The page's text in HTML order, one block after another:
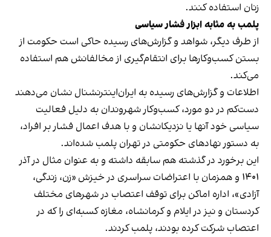
زنان استفاده کنند.
پلمب به مثابه ابزار فشار سیاسی
از طرف دیگر، شواهد و گزارش‌های رسیده حاکی است حکومت از
بستن کسب‌وکارها برای انتقام‌گیری از مخالفانش هم استفاده
می‌کند.
اطلاعات و گزارش‌های رسیده به ایران‌اینترنشنال نشان می‌دهند
دست‌کم در دو مورد، کسب‌وکار شهروندان به دلیل فعالیت
سیاسی خود آنها یا نزدیکانشان و با هدف اعمال فشار بر افراد،
به دستور نهادهای حکومتی در تهران پلمب شده‌اند.
این برخورد در گذشته هم سابقه داشته و به عنوان مثال در آذر
۱۴۰۱ و همزمان با اعتراضات سراسری در خیزش «زن، زندگی،
آزادی»، اداره اماکن برای توقف اعتصاب در شهرهای مختلف
کردستان و نیز در ایلام و کرمانشاه، مغازه کسبه‌ای را که در
اعتصاب شرکت کرده بودند، پلمب کردند.